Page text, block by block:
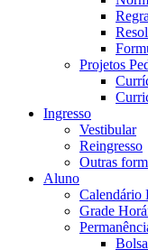
Projetos
Ingresso
Vestibular
Reingresso
Outras
Aluno
Calendário
Grade